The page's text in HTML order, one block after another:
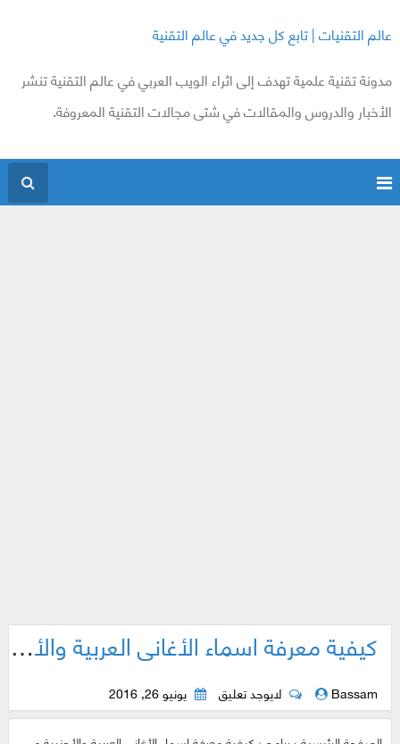
عالم التقنيات | تابع كل جديد في عالم التقنية
مدونة تقنية علمية تهدف إلى اثراء الويب العربي في عالم التقنية تنشر
الأخبار والدروس والمقالات في شتى مجالات التقنية المعروفة.
كيفية معرفة اسماء الأغاني العربية والأجنبية من خلال نغمة قصيرة منها أو كلمة دلالية ( أندرويد + أيفون )
Bassam لايوجد تعليق يونيو 26, 2016